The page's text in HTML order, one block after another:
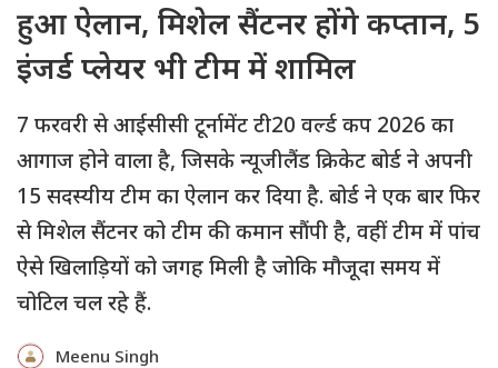
हुआ ऐलान, मिशेल सैंटनर होंगे कप्तान, 5
इंजर्ड प्लेयर भी टीम में शामिल
7 फरवरी से आईसीसी टूर्नामेंट टी20 वर्ल्ड कप 2026 का
आगाज होने वाला है, जिसके न्यूजीलैंड क्रिकेट बोर्ड ने अपनी
15 सदस्यीय टीम का ऐलान कर दिया है. बोर्ड ने एक बार फिर
से मिशेल सैंटनर को टीम की कमान सौंपी है, वहीं टीम में पांच
ऐसे खिलाड़ियों को जगह मिली है जोकि मौजूदा समय में
चोटिल चल रहे हैं.
Meenu Singh